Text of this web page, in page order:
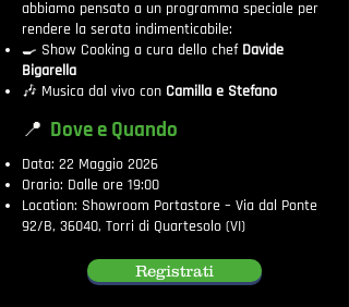
abbiamo pensato a un programma speciale per
rendere la serata indimenticabile:
🍳 Show Cooking a cura dello chef Davide
Bigarella
🎶 Musica dal vivo con Camilla e Stefano
📍 Dove e Quando
Data: 22 Maggio 2026
Orario: Dalle ore 19:00
Location: Showroom Portastore – Via dal Ponte
92/B, 36040, Torri di Quartesolo (VI)
Registrati